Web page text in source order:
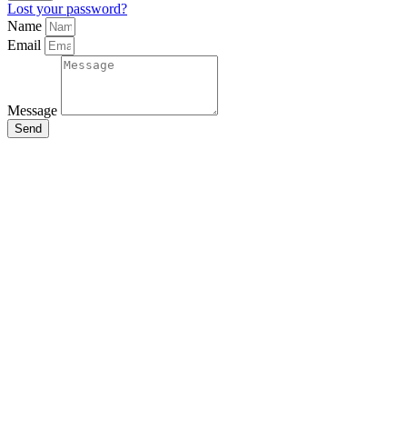
Lost your password?
Name
Email
Message
Send